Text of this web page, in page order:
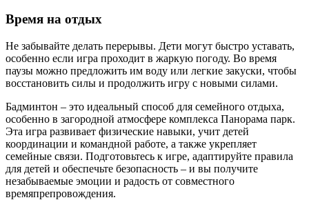
Время на отдых
Не забывайте делать перерывы. Дети могут быстро уставать,
особенно если игра проходит в жаркую погоду. Во время
паузы можно предложить им воду или легкие закуски, чтобы
восстановить силы и продолжить игру с новыми силами.
Бадминтон – это идеальный способ для семейного отдыха,
особенно в загородной атмосфере комплекса Панорама парк.
Эта игра развивает физические навыки, учит детей
координации и командной работе, а также укрепляет
семейные связи. Подготовьтесь к игре, адаптируйте правила
для детей и обеспечьте безопасность – и вы получите
незабываемые эмоции и радость от совместного
времяпрепровождения.